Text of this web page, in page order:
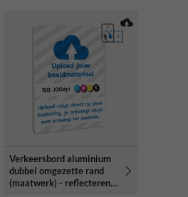
Verkeersbord aluminium
dubbel omgezette rand
(maatwerk) - reflecterend